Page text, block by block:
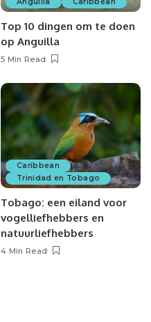
Top 10 dingen om te doen
op Anguilla
5 Min Read
Caribbean
Trinidad en Tobago
Tobago: een eiland voor
vogelliefhebbers en
natuurliefhebbers
4 Min Read